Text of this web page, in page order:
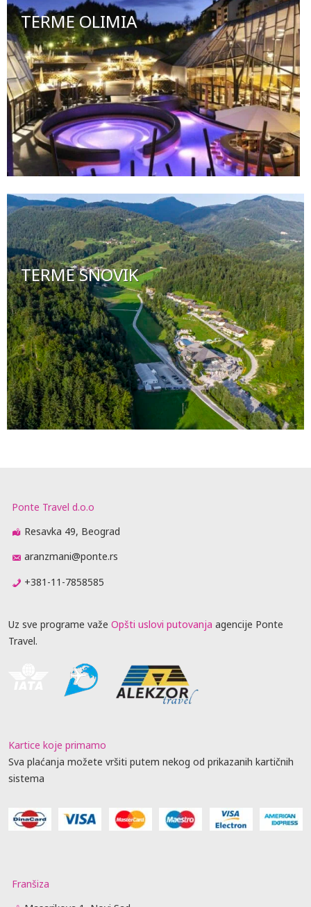
TERME OLIMIA
TERME SNOVIK
Ponte Travel d.o.o
Resavka 49, Beograd
aranzmani@ponte.rs
+381-11-7858585
Uz sve programe važe Opšti uslovi putovanja agencije Ponte
Travel.
Kartice koje primamo
Sva plaćanja možete vršiti putem nekog od prikazanih kartičnih
sistema
Franšiza